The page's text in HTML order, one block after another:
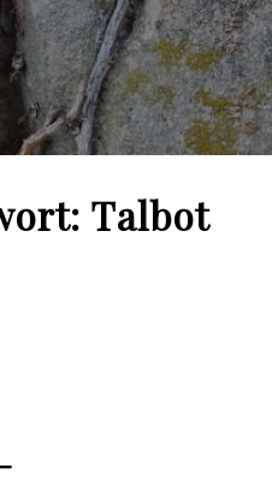
Talbot